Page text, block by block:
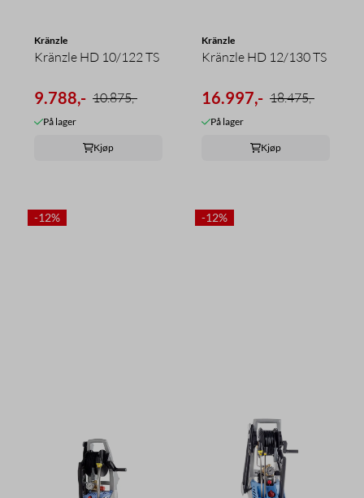
Kränzle
Kränzle HD 10/122 TS
9.788,- 10.875,-
På lager
Kjøp
Kränzle
Kränzle HD 12/130 TS
16.997,- 18.475,-
På lager
Kjøp
-12% -12%